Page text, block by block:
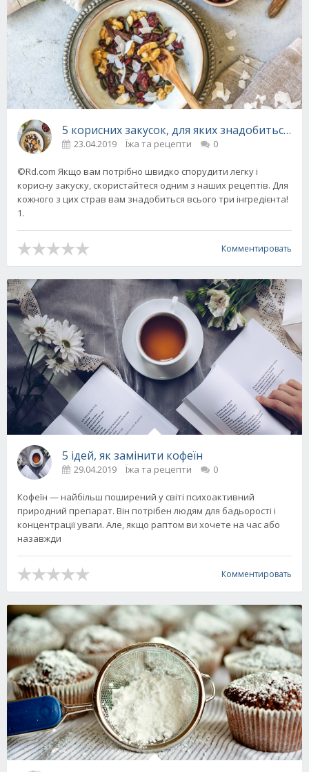
5 корисних закусок, для яких знадобиться
23.04.2019 Їжа та рецепти 0
©Rd.com Якщо вам потрібно швидко спорудити легку і
корисну закуску, скористайтеся одним з наших рецептів. Для
кожного з цих страв вам знадобиться всього три інгредієнта!
1.
Комментировать
5 ідей, як замінити кофеїн
29.04.2019 Їжа та рецепти 0
Кофеїн — найбільш поширений у світі психоактивний
природний препарат. Він потрібен людям для бадьорості і
концентрації уваги. Але, якщо раптом ви хочете на час або
назавжди
Комментировать